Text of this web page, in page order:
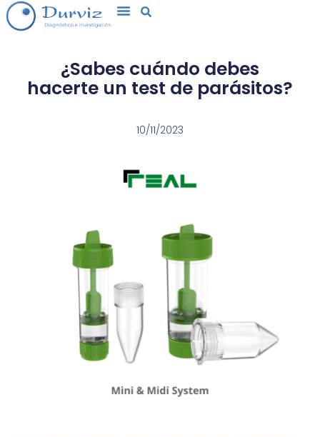
¿Sabes cuándo debes
hacerte un test de parásitos?
10/11/2023